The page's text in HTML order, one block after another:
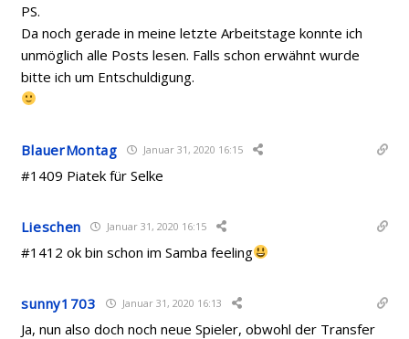
PS.
Da noch gerade in meine letzte Arbeitstage konnte ich
unmöglich alle Posts lesen. Falls schon erwähnt wurde
bitte ich um Entschuldigung.
BlauerMontag Januar 31, 2020 16:15
#1409 Piatek für Selke
Lieschen Januar 31, 2020 16:15
#1412 ok bin schon im Samba feeling
sunny1703 Januar 31, 2020 16:13
Ja, nun also doch noch neue Spieler, obwohl der Transfer